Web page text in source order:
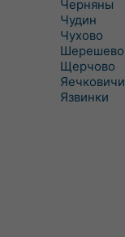
Черняны
Чудин
Чухово
Шерешево
Щерчово
Яечковичи
Язвинки